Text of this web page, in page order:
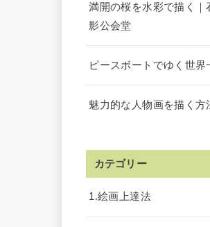
満開の桜を水彩で描く｜
影公会堂
ピースボートでゆく世界
魅力的な人物画を描く方
カテゴリー
1.絵画上達法